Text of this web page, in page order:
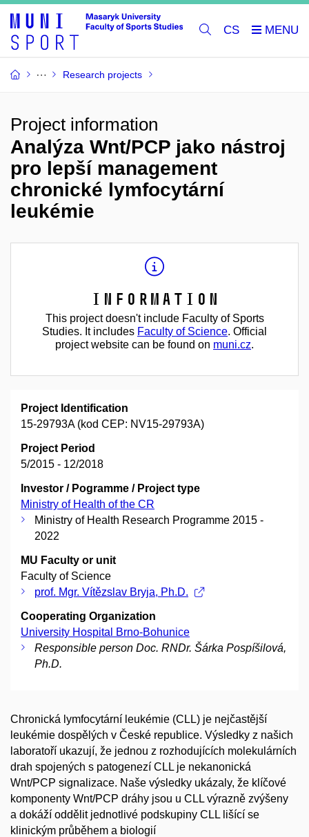
CS
Research projects
Project information
Analýza Wnt/PCP jako nástroj
pro lepší management
chronické lymfocytární
leukémie
Information
This project doesn't include Faculty of Sports
Studies. It includes Faculty of Science. Official
project website can be found on muni.cz.
Project Identification
15-29793A (kod CEP: NV15-29793A)
Project Period
5/2015 - 12/2018
Investor / Pogramme / Project type
Ministry of Health of the CR
Ministry of Health Research Programme 2015 -
2022
MU Faculty or unit
Faculty of Science
prof. Mgr. Vítězslav Bryja, Ph.D.
Cooperating Organization
University Hospital Brno-Bohunice
Responsible person Doc. RNDr. Šárka Pospíšilová,
Ph.D.
Chronická lymfocytární leukémie (CLL) je nejčastější
leukémie dospělých v České republice. Výsledky z našich
laboratoří ukazují, že jednou z rozhodujících molekulárních
drah spojených s patogenezí CLL je nekanonická
Wnt/PCP signalizace. Naše výsledky ukázaly, že klíčové
komponenty Wnt/PCP dráhy jsou u CLL výrazně zvýšeny
a dokáží oddělit jednotlivé podskupiny CLL lišící se
klinickým průběhem a biologií